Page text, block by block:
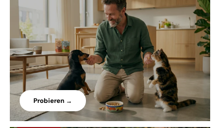
Probieren →